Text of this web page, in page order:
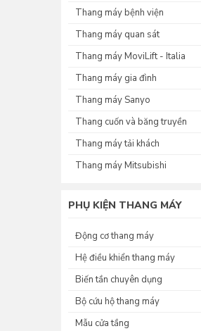
Thang máy bệnh viện
Thang máy quan sát
Thang máy MoviLift - Italia
Thang máy gia đình
Thang máy Sanyo
Thang cuốn và băng truyền
Thang máy tải khách
Thang máy Mitsubishi
PHỤ KIỆN THANG MÁY
Động cơ thang máy
Hệ điều khiển thang máy
Biến tần chuyên dụng
Bộ cứu hộ thang máy
Mẫu cửa tầng